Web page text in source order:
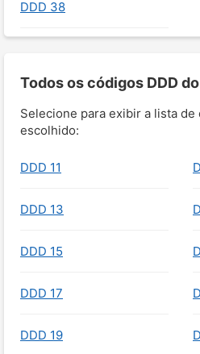
DDD 38
Todos os códigos DDD
Selecione para exibir a lista de
escolhido:
DDD 11
DDD 13
DDD 15
DDD 17
DDD 19